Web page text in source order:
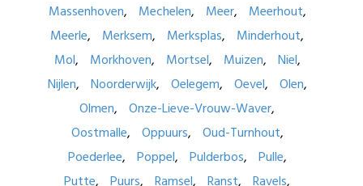
Massenhoven
Mechelen Meer
Meerhout
Meerle
Merksem Merksplas
Minderhout
Mol
Morkhoven Mortsel Muizen
Niel
Nijlen
Noorderwijk Oelegem Oevel
Olen
Olmen
Onze-Lieve-Vrouw-Waver
Oostmalle
Oppuurs
Oud-Turnhout
Poederlee
Poppel Pulderbos
Pulle
Putte
Puurs Ramsel Ranst
Ravels